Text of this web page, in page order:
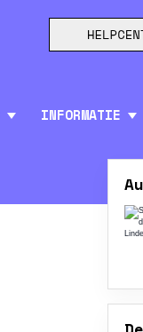
INFORMATIE